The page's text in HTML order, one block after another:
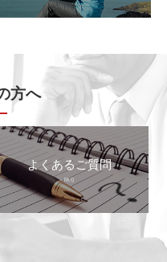
方へ
よくあるご質問
FAQ